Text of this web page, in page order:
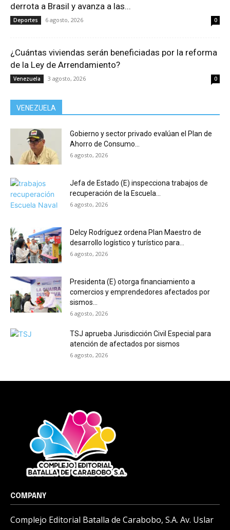
derrota a Brasil y avanza a las...
Deportes 6 agosto, 2026 0
¿Cuántas viviendas serán beneficiadas por la reforma
de la Ley de Arrendamiento?
Venezuela 3 agosto, 2026 0
VENEZUELA
Gobierno y sector privado evalúan el Plan de
Ahorro de Consumo...
6 agosto, 2026
Jefa de Estado (E) inspecciona trabajos de
recuperación de la Escuela...
6 agosto, 2026
Delcy Rodríguez ordena Plan Maestro de
desarrollo logístico y turístico para...
6 agosto, 2026
Presidenta (E) otorga financiamiento a
comercios y emprendedores afectados por
sismos...
6 agosto, 2026
TSJ aprueba Jurisdicción Civil Especial para
atención de afectados por sismos
6 agosto, 2026
COMPANY
Complejo Editorial Batalla de Carabobo, S.A. Av. Uslar